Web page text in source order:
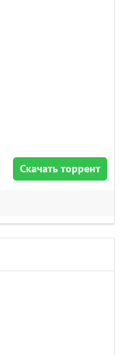
Скачать торрент